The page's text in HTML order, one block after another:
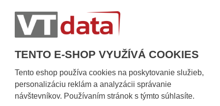
TENTO E-SHOP VYUŽÍVÁ COOKIES
Tento eshop používa cookies na poskytovanie služieb,
personalizáciu reklám a analyzácii správanie
návštevníkov. Používaním stránok s týmto súhlasíte.
Dopravné podmienky
Sledovanie zásielok